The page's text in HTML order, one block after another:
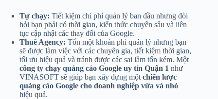
Tự chạy: Tiết kiệm chi phí quản lý ban đầu nhưng đòi
hỏi bạn phải có thời gian, kiến thức chuyên sâu và liên
tục cập nhật các thay đổi của Google.
Thuê Agency: Tốn một khoản phí quản lý nhưng bạn
sẽ được làm việc với các chuyên gia, tiết kiệm thời gian,
tối ưu hiệu quả và tránh được các sai lầm tốn kém. Một
công ty chạy quảng cáo Google uy tín Quận 1 như
VINASOFT sẽ giúp bạn xây dựng một chiến lược
quảng cáo Google cho doanh nghiệp vừa và nhỏ
hiệu quả.